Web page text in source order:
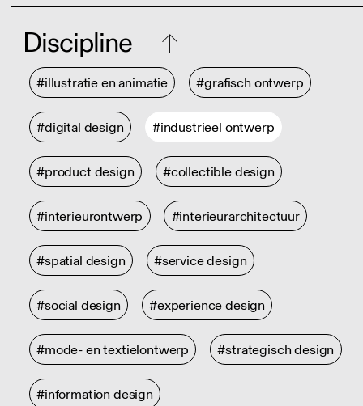
Discipline
#illustratie en animatie #grafisch ontwerp
#digital design #industrieel ontwerp
#product design #collectible design
#interieurontwerp #interieurarchitectuur
#spatial design #service design
#social design #experience design
#mode- en textielontwerp #strategisch design
#information design